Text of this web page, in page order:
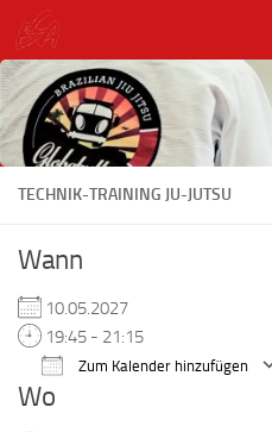
Unter dem Inhalt
TECHNIK-TRAINING JU-JUTSU
Wann
10.05.2027
19:45 - 21:15
Zum Kalender hinzufügen
Wo